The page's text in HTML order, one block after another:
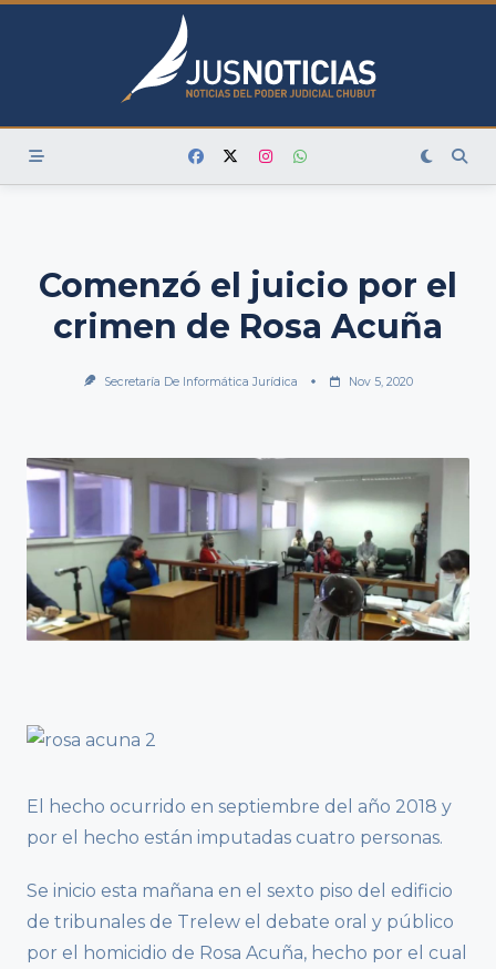
Skip
Comenzó el juicio por el
crimen de Rosa Acuña
Secretaría De Informática Jurídica Nov 5, 2020
El hecho ocurrido en septiembre del año 2018 y
por el hecho están imputadas cuatro personas.
Se inicio esta mañana en el sexto piso del edificio
de tribunales de Trelew el debate oral y público
por el homicidio de Rosa Acuña, hecho por el cual